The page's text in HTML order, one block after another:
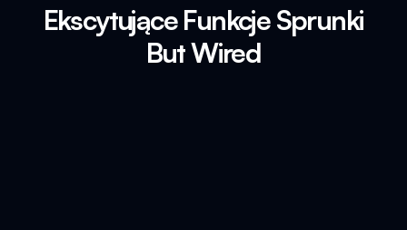
Ekscytujące Funkcje Sprunki
But Wired